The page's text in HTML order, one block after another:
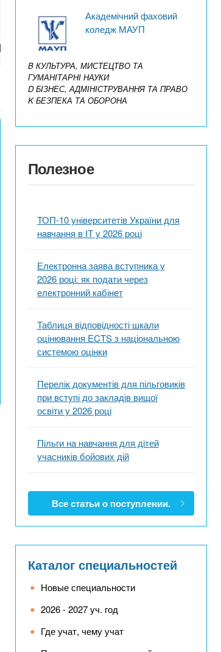
Академічний фаховий
коледж МАУП
B КУЛЬТУРА, МИСТЕЦТВО ТА
ГУМАНІТАРНІ НАУКИ
D БІЗНЕС, АДМІНІСТРУВАННЯ ТА ПРАВО
K БЕЗПЕКА ТА ОБОРОНА
Полезное
ТОП-10 університетів України для
навчання в ІТ у 2026 році
Електронна заява вступника у
2026 році: як подати через
електронний кабінет
Таблиця відповідності шкали
оцінювання ECTS з національною
системою оцінки
Перелік документів для пільговиків
при вступі до закладів вищої
освіти у 2026 році
Пільги на навчання для дітей
учасників бойових дій
Все статьи о поступлении.
Каталог специальностей
Новые специальности
2026 - 2027 уч. год
Где учат, чему учат